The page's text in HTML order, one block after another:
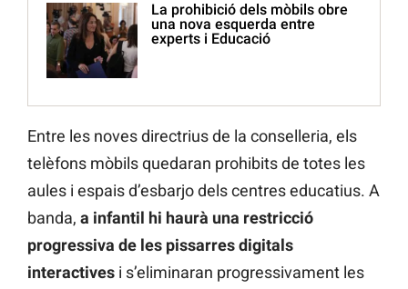
La prohibició dels mòbils obre
una nova esquerda entre
experts i Educació
Entre les noves directrius de la conselleria, els
telèfons mòbils quedaran prohibits de totes les
aules i espais d’esbarjo dels centres educatius. A
banda, a infantil hi haurà una restricció
progressiva de les pissarres digitals
interactives i s’eliminaran progressivament les